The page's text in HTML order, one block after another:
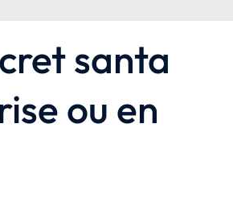
santa
ou en